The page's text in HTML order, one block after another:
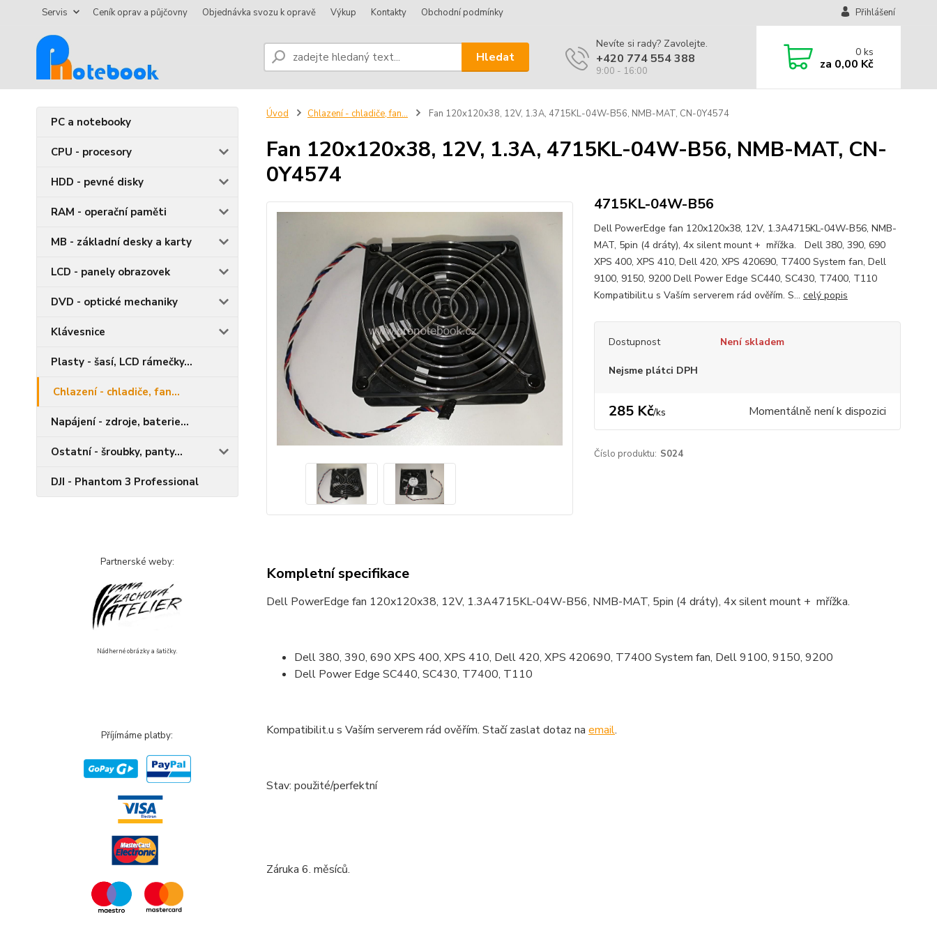
Servis Ceník oprav a půjčovny Objednávka svozu k opravě Výkup Kontakty Obchodní podmínky Přihlášení
Hledat
Nevíte si rady? Zavolejte.
+420 774 554 388
9:00 - 16:00
0ks
za 0,00 Kč
PC a notebooky
CPU - procesory
HDD - pevné disky
RAM - operační paměti
MB - základní desky a karty
LCD - panely obrazovek
DVD - optické mechaniky
Klávesnice
Plasty - šasí, LCD rámečky...
Chlazení - chladiče, fan...
Napájení - zdroje, baterie...
Ostatní - šroubky, panty...
DJI - Phantom 3 Professional
Partnerské weby:
Nádherné obrázky a šatičky.
Příjímáme platby:
Úvod Chlazení - chladiče, fan... Fan 120x120x38, 12V, 1.3A, 4715KL-04W-B56, NMB-MAT, CN-0Y4574
Fan 120x120x38, 12V, 1.3A, 4715KL-04W-B56, NMB-MAT, CN-
0Y4574
4715KL-04W-B56
Dell PowerEdge fan 120x120x38, 12V, 1.3A4715KL-04W-B56, NMB-
MAT, 5pin (4 dráty), 4x silent mount + mřížka. Dell 380, 390, 690
XPS 400, XPS 410, Dell 420, XPS 420690, T7400 System fan, Dell
9100, 9150, 9200 Dell Power Edge SC440, SC430, T7400, T110
Kompatibilit.u s Vaším serverem rád ověřím. S... celý popis
Dostupnost Není skladem
Nejsme plátci DPH
285 Kč/ks Momentálně není k dispozici
Číslo produktu: S024
Kompletní specifikace
Dell PowerEdge fan 120x120x38, 12V, 1.3A4715KL-04W-B56, NMB-MAT, 5pin (4 dráty), 4x silent mount + mřížka.
Dell 380, 390, 690 XPS 400, XPS 410, Dell 420, XPS 420690, T7400 System fan, Dell 9100, 9150, 9200
Dell Power Edge SC440, SC430, T7400, T110
Kompatibilit.u s Vaším serverem rád ověřím. Stačí zaslat dotaz na email.
Stav: použité/perfektní
Záruka 6. měsíců.